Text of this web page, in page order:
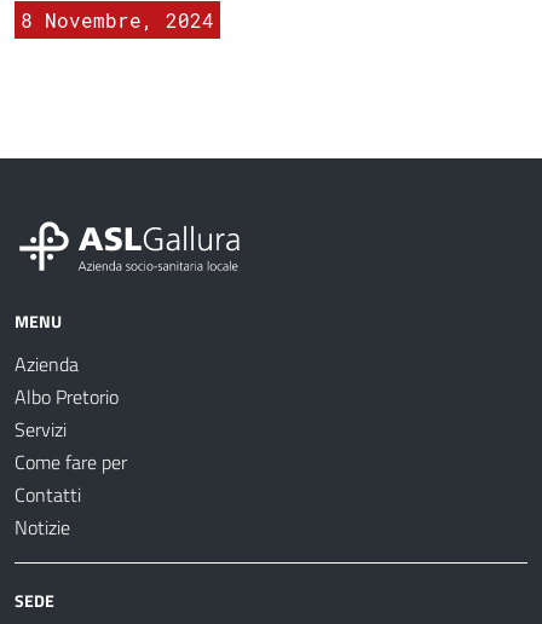
8 Novembre, 2024
MENU
Azienda
Albo Pretorio
Servizi
Come fare per
Contatti
Notizie
SEDE